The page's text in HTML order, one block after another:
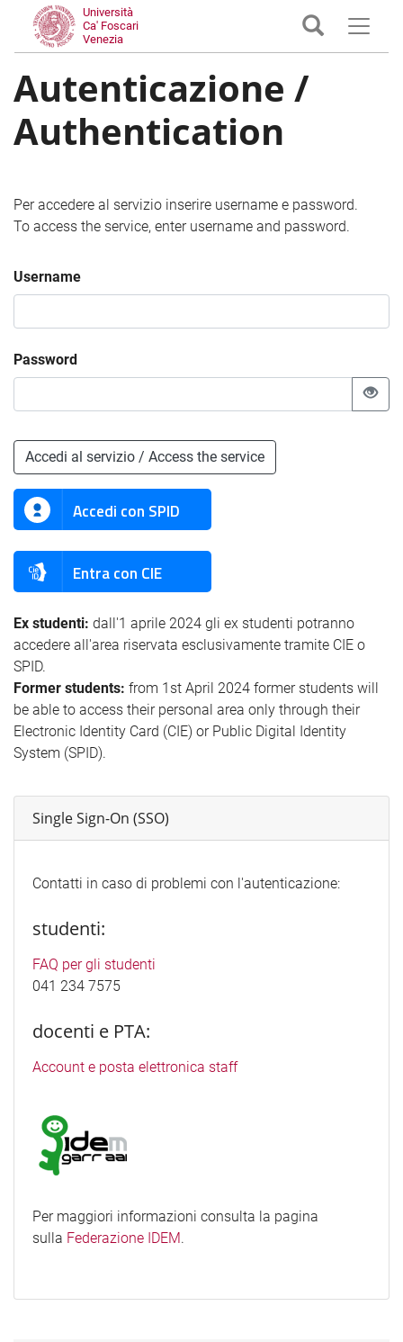
Università
Ca' Foscari
Venezia
Autenticazione /
Authentication
Per accedere al servizio inserire username e password.
To access the service, enter username and password.
Username
Password
Accedi al servizio / Access the service
Accedi con SPID
Entra con CIE
Ex studenti: dall'1 aprile 2024 gli ex studenti potranno
accedere all'area riservata esclusivamente tramite CIE o
SPID.
Former students: from 1st April 2024 former students will
be able to access their personal area only through their
Electronic Identity Card (CIE) or Public Digital Identity
System (SPID).
Single Sign-On (SSO)
Contatti in caso di problemi con l'autenticazione:
studenti:
FAQ per gli studenti
041 234 7575
docenti e PTA:
Account e posta elettronica staff
Per maggiori informazioni consulta la pagina
sulla Federazione IDEM.